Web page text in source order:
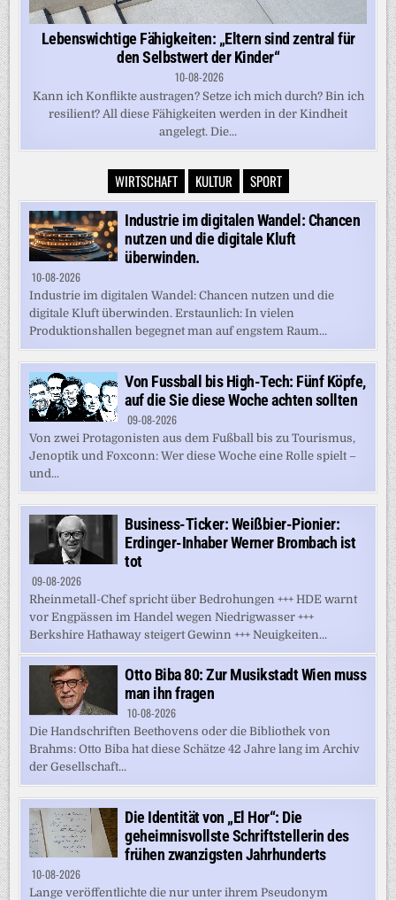
Lebenswichtige Fähigkeiten: „Eltern sind zentral für
den Selbstwert der Kinder“
10-08-2026
Kann ich Konflikte austragen? Setze ich mich durch? Bin ich
resilient? All diese Fähigkeiten werden in der Kindheit
angelegt. Die...
WIRTSCHAFT KULTUR SPORT
Industrie im digitalen Wandel: Chancen
nutzen und die digitale Kluft
überwinden.
10-08-2026
Industrie im digitalen Wandel: Chancen nutzen und die
digitale Kluft überwinden. Erstaunlich: In vielen
Produktionshallen begegnet man auf engstem Raum...
Von Fussball bis High-Tech: Fünf Köpfe,
auf die Sie diese Woche achten sollten
09-08-2026
Von zwei Protagonisten aus dem Fußball bis zu Tourismus,
Jenoptik und Foxconn: Wer diese Woche eine Rolle spielt –
und...
Business-Ticker: Weißbier-Pionier:
Erdinger-Inhaber Werner Brombach ist
tot
09-08-2026
Rheinmetall-Chef spricht über Bedrohungen +++ HDE warnt
vor Engpässen im Handel wegen Niedrigwasser +++
Berkshire Hathaway steigert Gewinn +++ Neuigkeiten...
Otto Biba 80: Zur Musikstadt Wien muss
man ihn fragen
10-08-2026
Die Handschriften Beethovens oder die Bibliothek von
Brahms: Otto Biba hat diese Schätze 42 Jahre lang im Archiv
der Gesellschaft...
Die Identität von „El Hor“: Die
geheimnisvollste Schriftstellerin des
frühen zwanzigsten Jahrhunderts
10-08-2026
Lange veröffentlichte die nur unter ihrem Pseudonym